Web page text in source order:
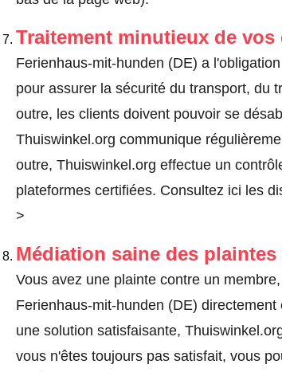
Traitement minutieux de
Ferienhaus-mit-hunden (DE) a
pour assurer la sécurité du transport, du
outre, les clients doivent pouvoir se
Thuiswinkel.org communique
outre, Thuiswinkel.org effectue un
plateformes certifiées. Consultez ici les
>
Médiation saine des
Vous avez une plainte contre un
Ferienhaus-mit-hunden (DE) directement
une solution satisfaisante,
vous n'êtes toujours pas satisfait, vous